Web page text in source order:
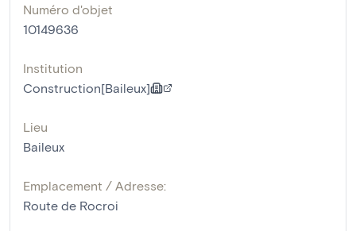
Numéro d'objet
10149636
Institution
Construction[Baileux]
Lieu
Baileux
Emplacement / Adresse:
Route de Rocroi